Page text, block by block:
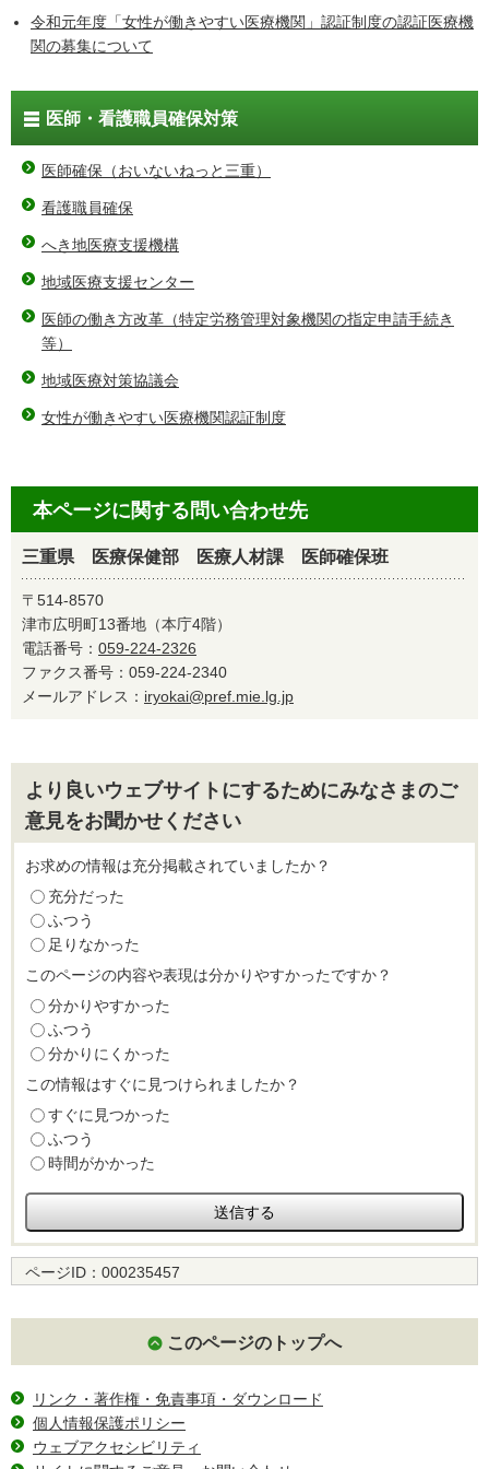
令和元年度「女性が働きやすい医療機関」認証制度の認証医療機
関の募集について
医師・看護職員確保対策
医師確保（おいないねっと三重）
看護職員確保
へき地医療支援機構
地域医療支援センター
医師の働き方改革（特定労務管理対象機関の指定申請手続き
等）
地域医療対策協議会
女性が働きやすい医療機関認証制度
本ページに関する問い合わせ先
三重県 医療保健部 医療人材課 医師確保班
〒514-8570
津市広明町13番地（本庁4階）
電話番号： 059-224-2326
ファクス番号：059-224-2340
メールアドレス： iryokai@pref.mie.lg.jp
より良いウェブサイトにするためにみなさまのご
意見をお聞かせください
お求めの情報は充分掲載されていましたか？
充分だった
ふつう
足りなかった
このページの内容や表現は分かりやすかったですか？
分かりやすかった
ふつう
分かりにくかった
この情報はすぐに見つけられましたか？
すぐに見つかった
ふつう
時間がかかった
ページID： 000235457
このページのトップへ
リンク・著作権・免責事項・ダウンロード
個人情報保護ポリシー
ウェブアクセシビリティ